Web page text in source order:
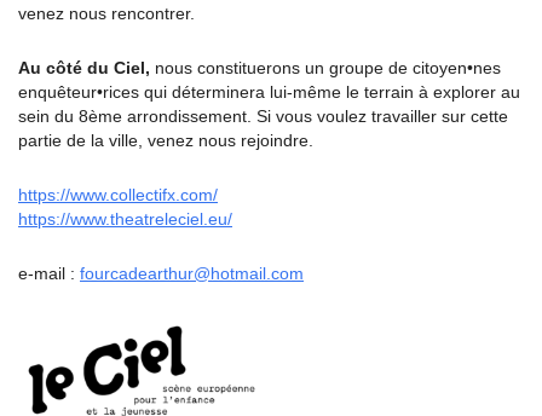
venez nous rencontrer.
Au côté du Ciel, nous constituerons un groupe de citoyen•nes
enquêteur•rices qui déterminera lui-même le terrain à explorer au
sein du 8ème arrondissement. Si vous voulez travailler sur cette
partie de la ville, venez nous rejoindre.
https://www.collectifx.com/
https://www.theatreleciel.eu/
e-mail : fourcadearthur@hotmail.com